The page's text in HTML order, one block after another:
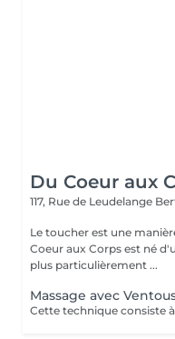
Du Coeur aux
117, Rue de Leudelange
Le toucher est une manière
Coeur aux Corps est né
plus particulièrement ...
Massage avec